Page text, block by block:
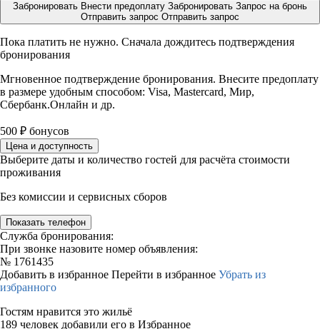
Забронировать Внести предоплату Забронировать Запрос на бронь
Отправить запрос Отправить запрос
Пока платить не нужно. Сначала дождитесь подтверждения
бронирования
Мгновенное подтверждение бронирования. Внесите предоплату
в размере удобным способом: Visa, Mastercard, Мир,
Сбербанк.Онлайн и др.
500 ₽ бонусов
Цена и доступность
Выберите даты и количество гостей для расчёта стоимости
проживания
Без комиссии и сервисных сборов
Показать телефон
Служба бронирования:
При звонке назовите номер объявления:
№ 1761435
Добавить в избранное Перейти в избранное Убрать из
избранного
Гостям нравится это жильё
189 человек добавили его в Избранное